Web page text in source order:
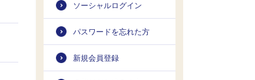
ソーシャルログイン
パスワードを忘れた方
新規会員登録